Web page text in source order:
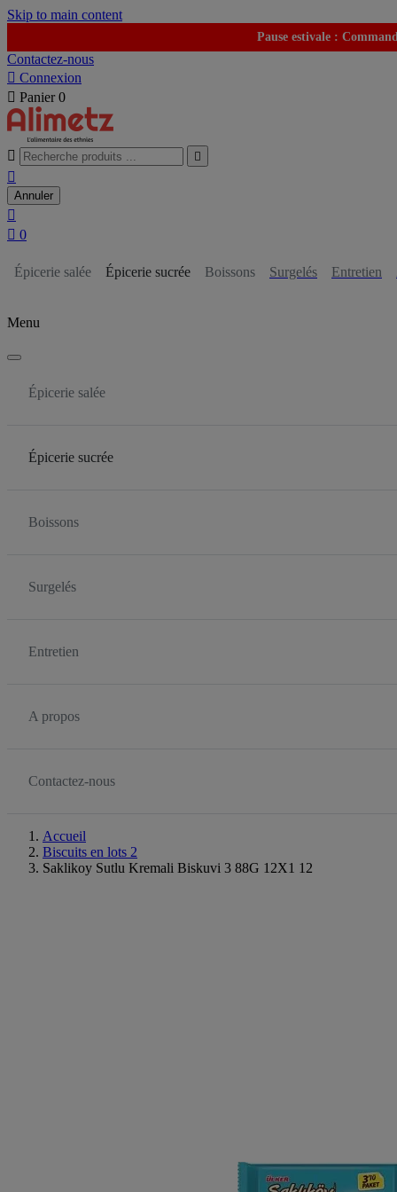
Skip to main content
Pause estivale :
Contactez-nous
 Connexion
 Panier 0
 

Annuler

 0
Épicerie salée Épicerie sucrée Boissons Surgelés Entretien
Menu
Épicerie salée
Épicerie sucrée
Boissons
Surgelés
Entretien
A propos
Contactez-nous
Accueil
Biscuits en lots 2
Saklikoy Sutlu Kremali Biskuvi 3 88G 12X1 12